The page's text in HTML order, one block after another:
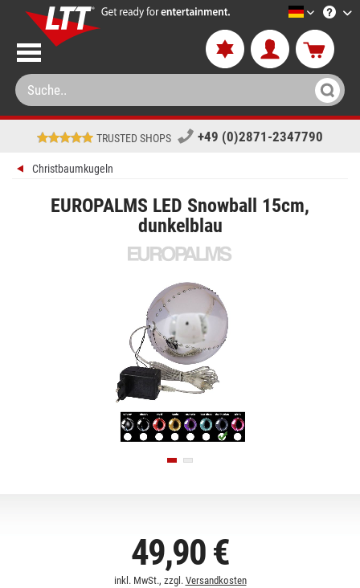
LTT-
TRUSTED SHOPS +49 (0)2871-2347790
Christbaumkugeln
EUROPALMS LED Snowball 15cm,
dunkelblau
49,90 €
inkl. MwSt., zzgl. Versandkosten